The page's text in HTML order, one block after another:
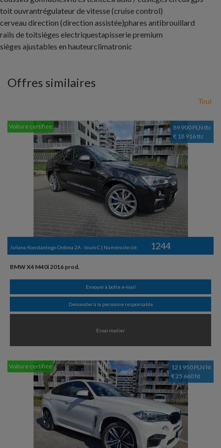
toit ouvrantrégulateur de vitesse (cruise control)
cerveau direction (direction assistée)phares antibrouillard
rails de toitsièges electriquestapisserie premium
sièges ajustables en hauteurclimatronic
Offres similaires
Tout
89 900 PLN ttc
€ 18 916 ttc
Voiture certifiée
Juliana Konstantego Ordona 2A - biuro C | Numéro de clé: 1244
BMW X4 M40i 2016 prod.
Envoyer à boîte e-mail
Demander à la personne responsable
Essai routier
121 950 PLN ht
€ 25 660 ht
Voiture certifiée